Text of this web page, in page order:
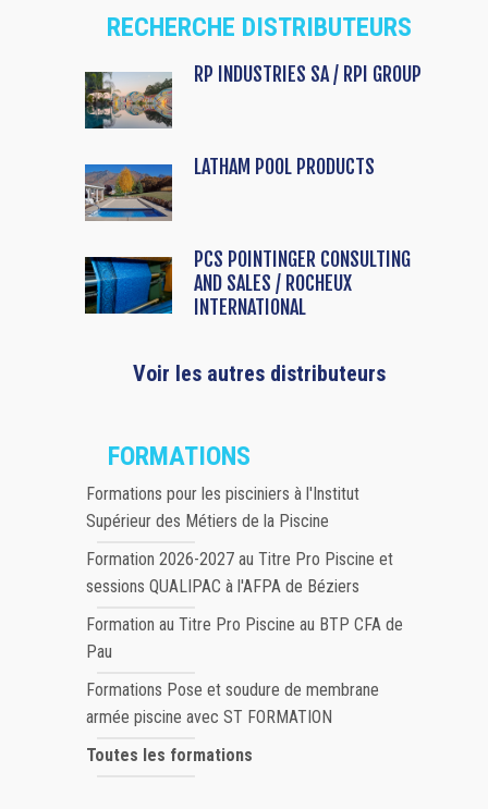
RECHERCHE DISTRIBUTEURS
RP INDUSTRIES SA / RPI GROUP
LATHAM POOL PRODUCTS
PCS POINTINGER CONSULTING
AND SALES / ROCHEUX
INTERNATIONAL
Voir les autres distributeurs
FORMATIONS
Formations pour les pisciniers à l'Institut
Supérieur des Métiers de la Piscine
Formation 2026-2027 au Titre Pro Piscine et
sessions QUALIPAC à l'AFPA de Béziers
Formation au Titre Pro Piscine au BTP CFA de
Pau
Formations Pose et soudure de membrane
armée piscine avec ST FORMATION
Toutes les formations